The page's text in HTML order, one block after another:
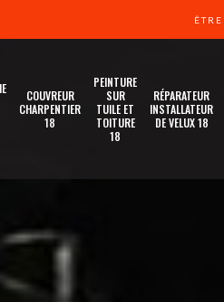
COUVREUR
CHARPENTIER
18
PEINTURE
SUR
TUILE ET
TOITURE
18
RÉPARATEUR
INSTALLATEUR
DE VELUX 18